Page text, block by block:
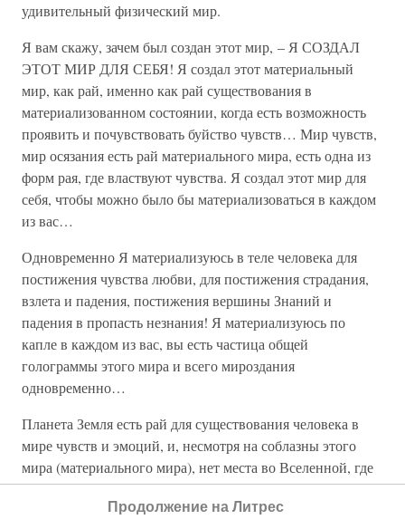
удивительный физический мир.
Я вам скажу, зачем был создан этот мир, – Я СОЗДАЛ
ЭТОТ МИР ДЛЯ СЕБЯ! Я создал этот материальный
мир, как рай, именно как рай существования в
материализованном состоянии, когда есть возможность
проявить и почувствовать буйство чувств… Мир чувств,
мир осязания есть рай материального мира, есть одна из
форм рая, где властвуют чувства. Я создал этот мир для
себя, чтобы можно было бы материализоваться в каждом
из вас…
Одновременно Я материализуюсь в теле человека для
постижения чувства любви, для постижения страдания,
взлета и падения, постижения вершины Знаний и
падения в пропасть незнания! Я материализуюсь по
капле в каждом из вас, вы есть частица общей
голограммы этого мира и всего мироздания
одновременно…
Планета Земля есть рай для существования человека в
мире чувств и эмоций, и, несмотря на соблазны этого
мира (материального мира), нет места во Вселенной, где
бы так удачно сочетались климат и природные дары,
подготовленные Мною для детей Моих (1, т. 5, 6).
Продолжение на Литрес